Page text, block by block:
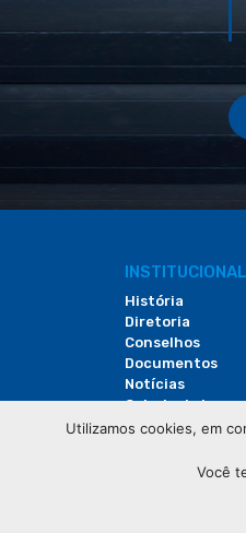
INSTITUCIONAL
História
Diretoria
Conselhos
Documentos
Notícias
Galeria de
Revista do
Utilizamos cookies, em
Você